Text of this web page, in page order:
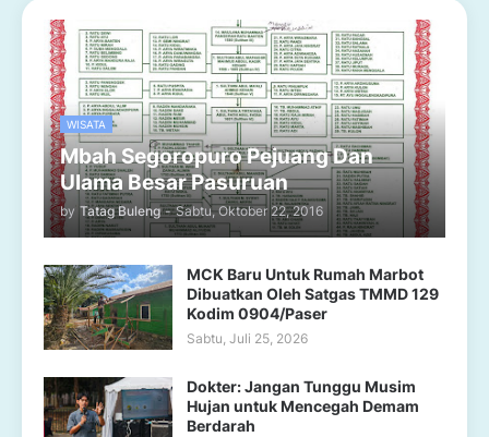
WISATA
Mbah Segoropuro Pejuang Dan
Ulama Besar Pasuruan
by Tatag Buleng - Sabtu, Oktober 22, 2016
MCK Baru Untuk Rumah Marbot
Dibuatkan Oleh Satgas TMMD 129
Kodim 0904/Paser
Sabtu, Juli 25, 2026
Dokter: Jangan Tunggu Musim
Hujan untuk Mencegah Demam
Berdarah